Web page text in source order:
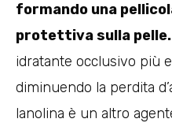
formando una
protettiva sulla pelle.
idratante occlusivo più
diminuendo la perdita
lanolina è un altro